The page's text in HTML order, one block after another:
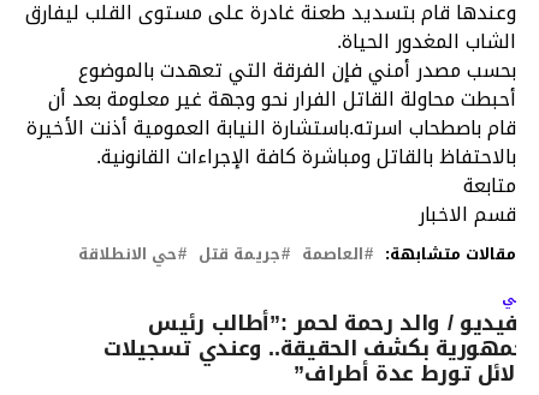
وعندها قام بتسديد طعنة غادرة على مستوى القلب ليفارق
الشاب المغدور الحياة.
بحسب مصدر أمني فإن الفرقة التي تعهدت بالموضوع
أحبطت محاولة القاتل الفرار نحو وجهة غير معلومة بعد أن
قام باصطحاب اسرته.باستشارة النيابة العمومية أذنت الأخيرة
بالاحتفاظ بالقاتل ومباشرة كافة الإجراءات القانونية.
متابعة
قسم الاخبار
مقالات متشابهة: العاصمة جريمة قتل حي الانطلاقة
/ والد رحمة لحمر :”أطالب رئيس
بكشف الحقيقة.. وعندي تسجيلات
تورط عدة أطراف”